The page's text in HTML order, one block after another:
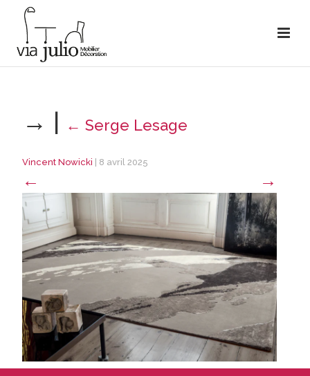
→ | ← Serge Lesage
Vincent Nowicki 8 avril 2025
← →